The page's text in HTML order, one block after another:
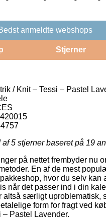
anmeldte webshops
Stjerner
/ Knit – Tessi – Pastel
af 5 stjerner baseret på 19
på nettet frembyder nu
En af de mest
hvor du selv kan
når det passer ind i din
altså særligt uproblematisk,
form for fragt ved
– Pastel Lavender.